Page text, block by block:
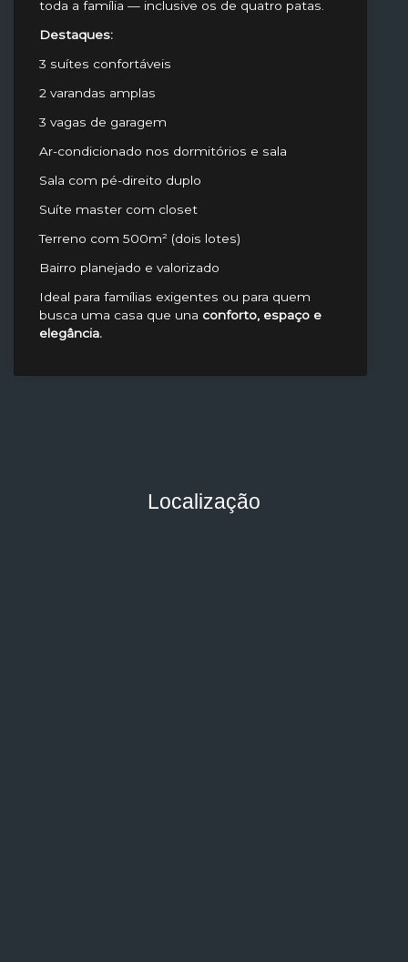
toda a família — inclusive os de quatro patas.
Destaques:
3 suítes confortáveis
2 varandas amplas
3 vagas de garagem
Ar-condicionado nos dormitórios e sala
Sala com pé-direito duplo
Suíte master com closet
Terreno com 500m² (dois lotes)
Bairro planejado e valorizado
Ideal para famílias exigentes ou para quem
busca uma casa que una conforto, espaço e
elegância.
Localização